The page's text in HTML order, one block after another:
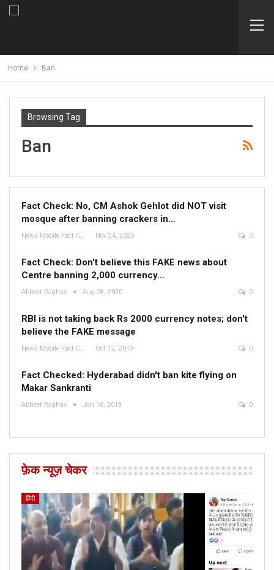
Home Ban
Browsing Tag
Ban
Fact Check: No, CM Ashok Gehlot did NOT visit
mosque after banning crackers in…
News Mobile Fact Check Bureau Nov 24, 2020 0
Fact Check: Don't believe this FAKE news about
Centre banning ₹2,000 currency…
Abheet Raghav Aug 28, 2020 0
RBI is not taking back Rs 2000 currency notes; don't
believe the FAKE message
News Mobile Fact Check Bureau Oct 12, 2019 0
Fact Checked: Hyderabad didn't ban kite flying on
Makar Sankranti
Abheet Raghav Jan 16, 2019 0
फ़ेक न्यूज़ चेकर
हिंदी